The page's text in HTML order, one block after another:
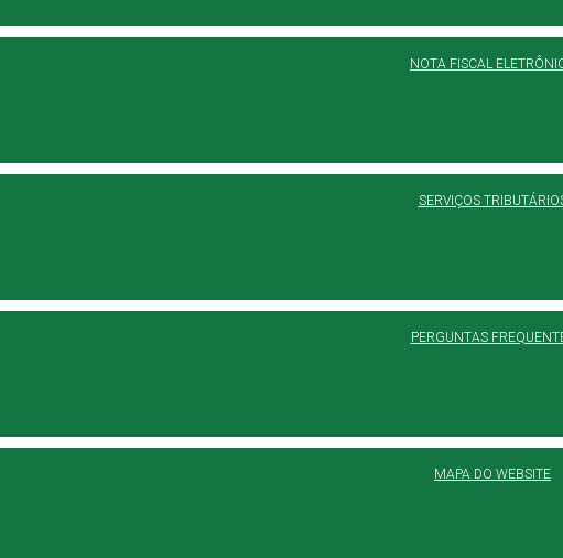
NOTA FISCAL
SERVIÇOS
PERGUNTAS
MAPA DO WEBSITE